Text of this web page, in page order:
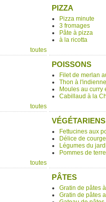
toutes
PIZZA
Pizza minute
3 fromages
Pâte à pizza
à la ricotta
toutes
POISSONS
Filet de merlan
Thon à l'indienne
Moules au curry
Cabillaud à la
toutes
VÉGÉTARIENS
Fettucines aux
Délice de
Légumes du
Pommes de
PÂTES
Gratin de pâtes
Gratin de pâtes